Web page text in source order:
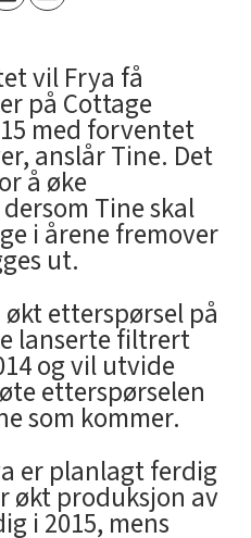
vil Frya få
på Cottage
med forventet
anslår Tine. Det
å øke
Tine skal
i årene fremover
ut.
etterspørsel på
lanserte filtrert
og vil utvide
etterspørselen
som kommer.
er planlagt ferdig
økt produksjon av
i 2015, mens